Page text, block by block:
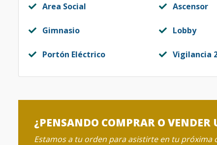
Area Social Ascensor
Gimnasio Lobby
Portón Eléctrico Vigilancia
¿PENSANDO COMPRAR O
Estamos a tu orden para asistirte en tu próxima